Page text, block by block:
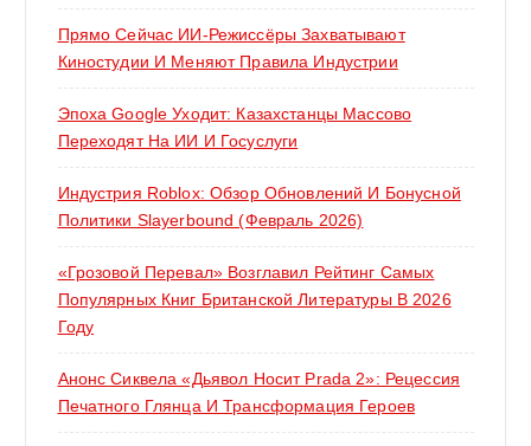
Прямо Сейчас ИИ-Режиссёры Захватывают
Киностудии И Меняют Правила Индустрии
Эпоха Google Уходит: Казахстанцы Массово
Переходят На ИИ И Госуслуги
Индустрия Roblox: Обзор Обновлений И Бонусной
Политики Slayerbound (февраль 2026)
«Грозовой Перевал» Возглавил Рейтинг Самых
Популярных Книг Британской Литературы В 2026
Году
Анонс Сиквела «Дьявол Носит Prada 2»: Рецессия
Печатного Глянца И Трансформация Героев